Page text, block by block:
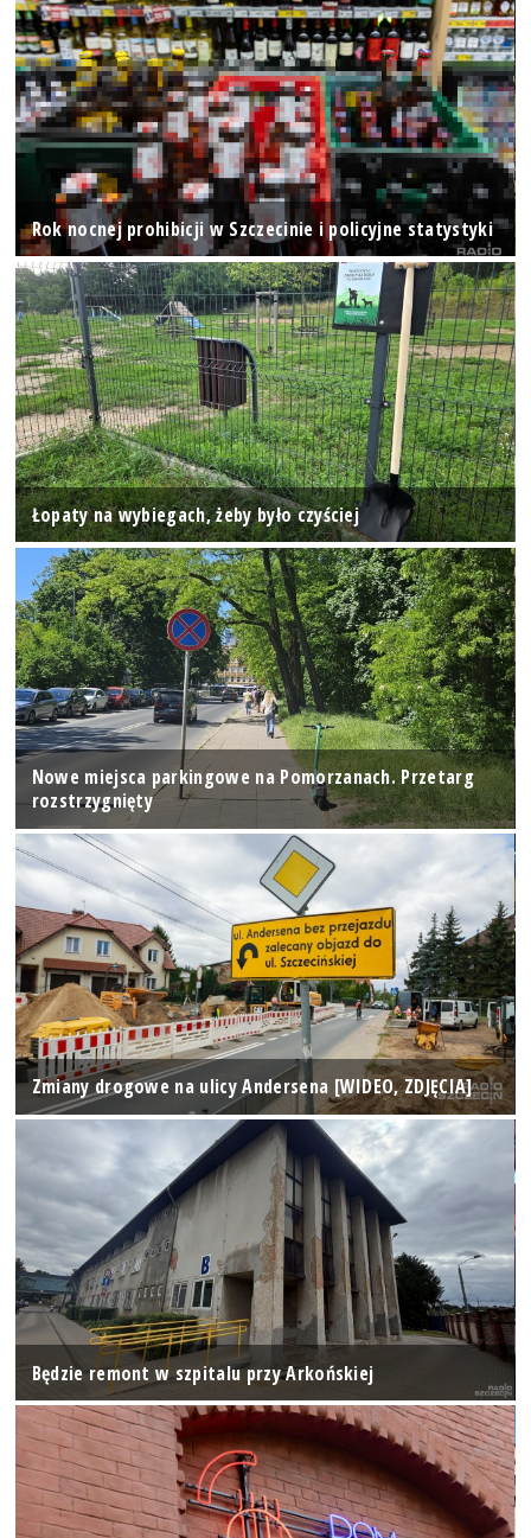
Rok nocnej prohibicji w Szczecinie i policyjne statystyki
Łopaty na wybiegach, żeby było czyściej
Nowe miejsca parkingowe na Pomorzanach. Przetarg
rozstrzygnięty
Zmiany drogowe na ulicy Andersena [WIDEO, ZDJĘCIA]
Będzie remont w szpitalu przy Arkońskiej